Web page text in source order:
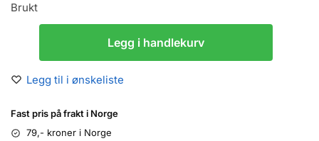
Brukt
Legg i handlekurv
Legg til i ønskeliste
Fast pris på frakt i Norge
79,- kroner i Norge